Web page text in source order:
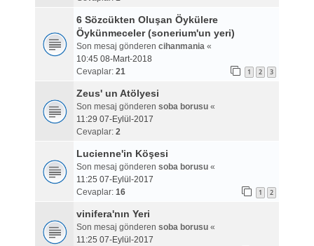
6 Sözcükten Oluşan Öykülere
Öykünmeceler (sonerium'un yeri)
Son mesaj gönderen cihanmania«
10:45 08-Mart-2018
Cevaplar: 21 1 2 3
Zeus' un Atölyesi
Son mesaj gönderen soba borusu«
11:29 07-Eylül-2017
Cevaplar: 2
Lucienne'in Köşesi
Son mesaj gönderen soba borusu«
11:25 07-Eylül-2017
Cevaplar: 16 1 2
vinifera'nın Yeri
Son mesaj gönderen soba borusu«
11:25 07-Eylül-2017